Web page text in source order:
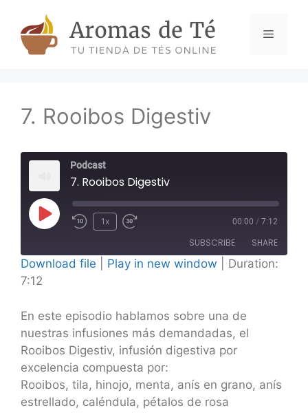
content
Menu
7. Rooibos Digestiv
Podcast
7. Rooibos Digestiv
Play
1x 00:00 / 7:12
SUBSCRIBE SHARE
SHARE
LINK
EMBED
Download file Play in new window
Duration:
7:12
En este episodio hablamos sobre una de
nuestras infusiones más demandadas, el
Rooibos Digestiv, infusión digestiva por
excelencia compuesta por:
Rooibos, tila, hinojo, menta, anís en grano, anís
estrellado, caléndula, pétalos de rosa